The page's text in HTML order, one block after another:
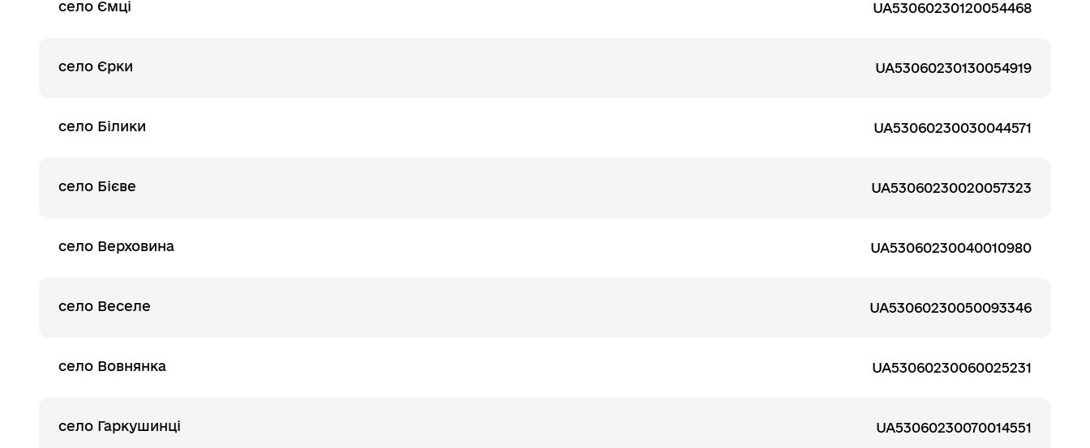
село Ємці UA53060230120054468
село Єрки UA53060230130054919
село Білики UA53060230030044571
село Бієве UA53060230020057323
село Верховина UA53060230040010980
село Веселе UA53060230050093346
село Вовнянка UA53060230060025231
село Гаркушинці UA53060230070014551